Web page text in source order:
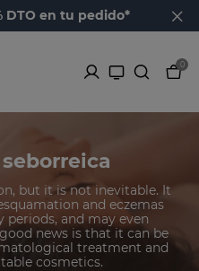
DTO en tu pedido*
0
but it is not inevitable. It
and eczemas
and may even
news is that it can be
treatment and
cosmetics.